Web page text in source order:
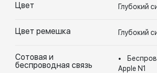
Цвет Глубокий
Цвет ремешка Глубокий
Сотовая и
беспроводная связь
•
Apple N1